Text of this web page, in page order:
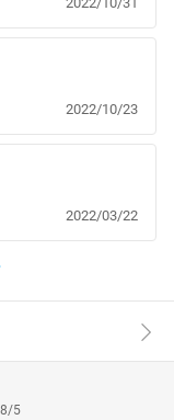
裝上標示為準
盒上
2022/10/23
2022/03/22
5